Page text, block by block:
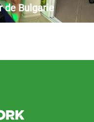
de Bulgarie